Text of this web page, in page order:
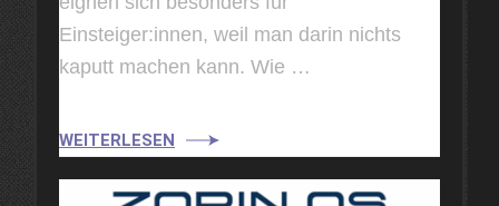
Einsteiger:innen, weil man darin nichts
kaputt machen kann. Wie …
WEITERLESEN